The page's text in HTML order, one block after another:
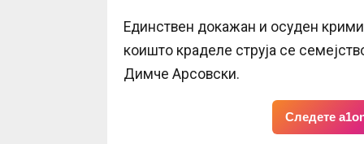
Единствен докажан и осуден
коишто краделе струја се
Димче Арсовски.
Следете